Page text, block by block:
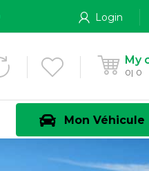
Login
My
0 0
Mon Véhicule